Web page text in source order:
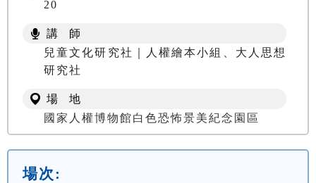
20
講 師
兒童文化研究社｜人權繪本小組、大人思想
研究社
場 地
國家人權博物館白色恐怖景美紀念園區
場次: